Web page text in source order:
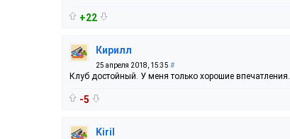
+22
Кирилл
25 апреля 2018, 15:35 #
Клуб достойный. У меня только хорошие впечатления.
-5
Kiril